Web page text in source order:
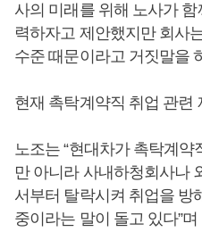
사의 미래를 위해 노사가
력하자고 제안했지만 회사
수준 때문이라고 거짓말을
현재 촉탁계약직 취업 관련
노조는 “현대차가 촉탁계
만 아니라 사내하청회사나
서부터 탈락시켜 취업을 방
중이라는 말이 돌고 있다”